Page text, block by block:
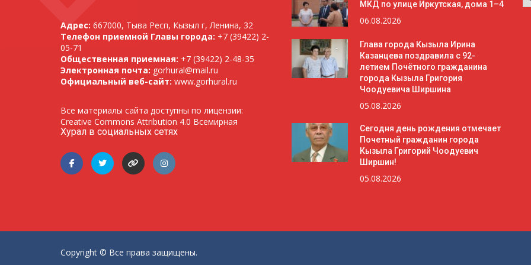
Адрес: 667000, Тыва Респ, Кызыл г, Ленина, 32
Телефон приемной Главы города: +7 (39422) 2-
05-71
Общественная приемная: +7 (39422) 2-48-35
Электронная почта: gorhural@mail.ru
Официальный веб-сайт: www.gorhural.ru
Все материалы сайта доступны по лицензии:
Creative Commons Attribution 4.0 Всемирная
Хурал в социальных сетях
МКД по улице Иркутская, дома 1–4
06.08.2026
Глава города Кызыла Ирина
Казанцева поздравила с 92-
летием Почётного гражданина
города Кызыла Григория
Чоодуевича Ширшина
05.08.2026
Сегодня день рождения отмечает
Почетный гражданин города
Кызыла Григорий Чоодуевич
Ширшин!
05.08.2026
Copyright © Все права защищены.